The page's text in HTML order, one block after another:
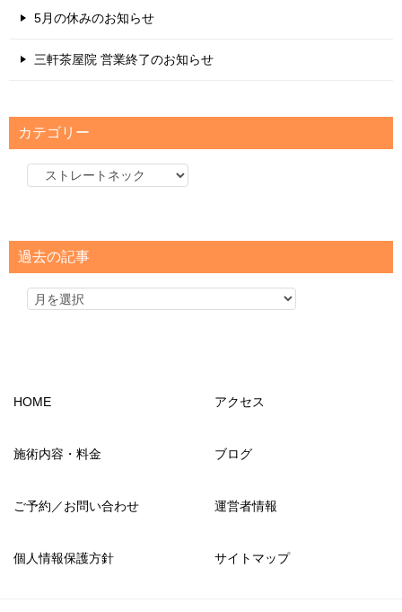
5月の休みのお知らせ
三軒茶屋院 営業終了のお知らせ
カテゴリー
リ
ー
過去の記事
HOME アクセス
施術内容・料金 ブログ
ご予約／お問い合わせ 運営者情報
個人情報保護方針 サイトマップ